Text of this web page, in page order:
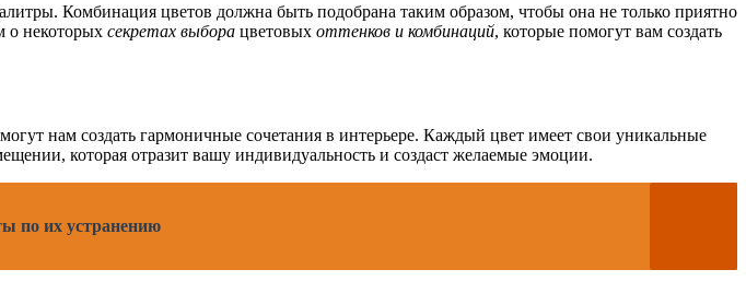
Комбинация цветов должна быть подобрана таким образом, чтобы она не только приятно
о некоторых секретах выбора цветовых оттенков и комбинаций, которые помогут вам создать
нам создать гармоничные сочетания в интерьере. Каждый цвет имеет свои уникальные
которая отразит вашу индивидуальность и создаст желаемые эмоции.
по их устранению